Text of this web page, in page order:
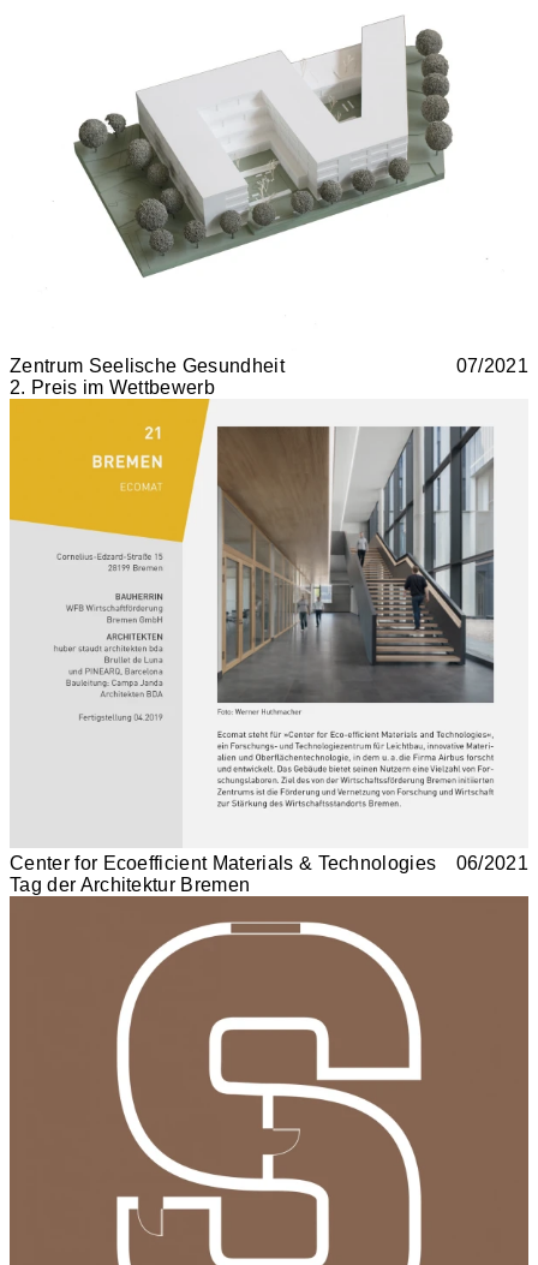
Zentrum Seelische Gesundheit
2. Preis im Wettbewerb
07/2021
Center for Ecoefficient Materials & Technologies
Tag der Architektur Bremen
06/2021